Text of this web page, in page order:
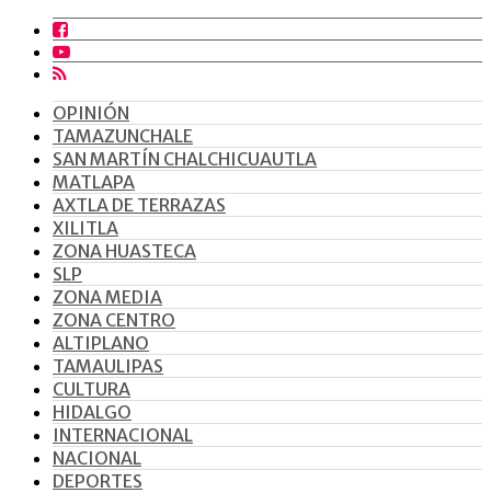
OPINIÓN
TAMAZUNCHALE
SAN MARTÍN CHALCHICUAUTLA
MATLAPA
AXTLA DE TERRAZAS
XILITLA
ZONA HUASTECA
SLP
ZONA MEDIA
ZONA CENTRO
ALTIPLANO
TAMAULIPAS
CULTURA
HIDALGO
INTERNACIONAL
NACIONAL
DEPORTES